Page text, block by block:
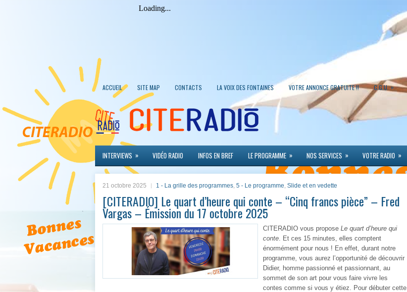
ACCUEIL SITE MAP CONTACTS LA VOIX DES FONTAINES VOTRE ANNONCE GRATUITE !! C.G.U. »
INTERVIEWS » VIDÉO RADIO INFOS EN BREF LE PROGRAMME » NOS SERVICES » VOTRE RADIO »
21 octobre 2025 1 - La grille des programmes, 5 - Le programme, Slide et en vedette
[CITERADIO] Le quart d’heure qui conte – “Cinq francs pièce” – Fred
Vargas – Émission du 17 octobre 2025
CITERADIO vous propose Le quart d’heure qui
conte. Et ces 15 minutes, elles comptent
énormément pour nous ! En effet, durant notre
programme, vous aurez l’opportunité de découvrir
Didier, homme passionné et passionnant, au
sommet de son art pour vous faire vivre les
contes comme si vous y étiez. Pour débuter cette